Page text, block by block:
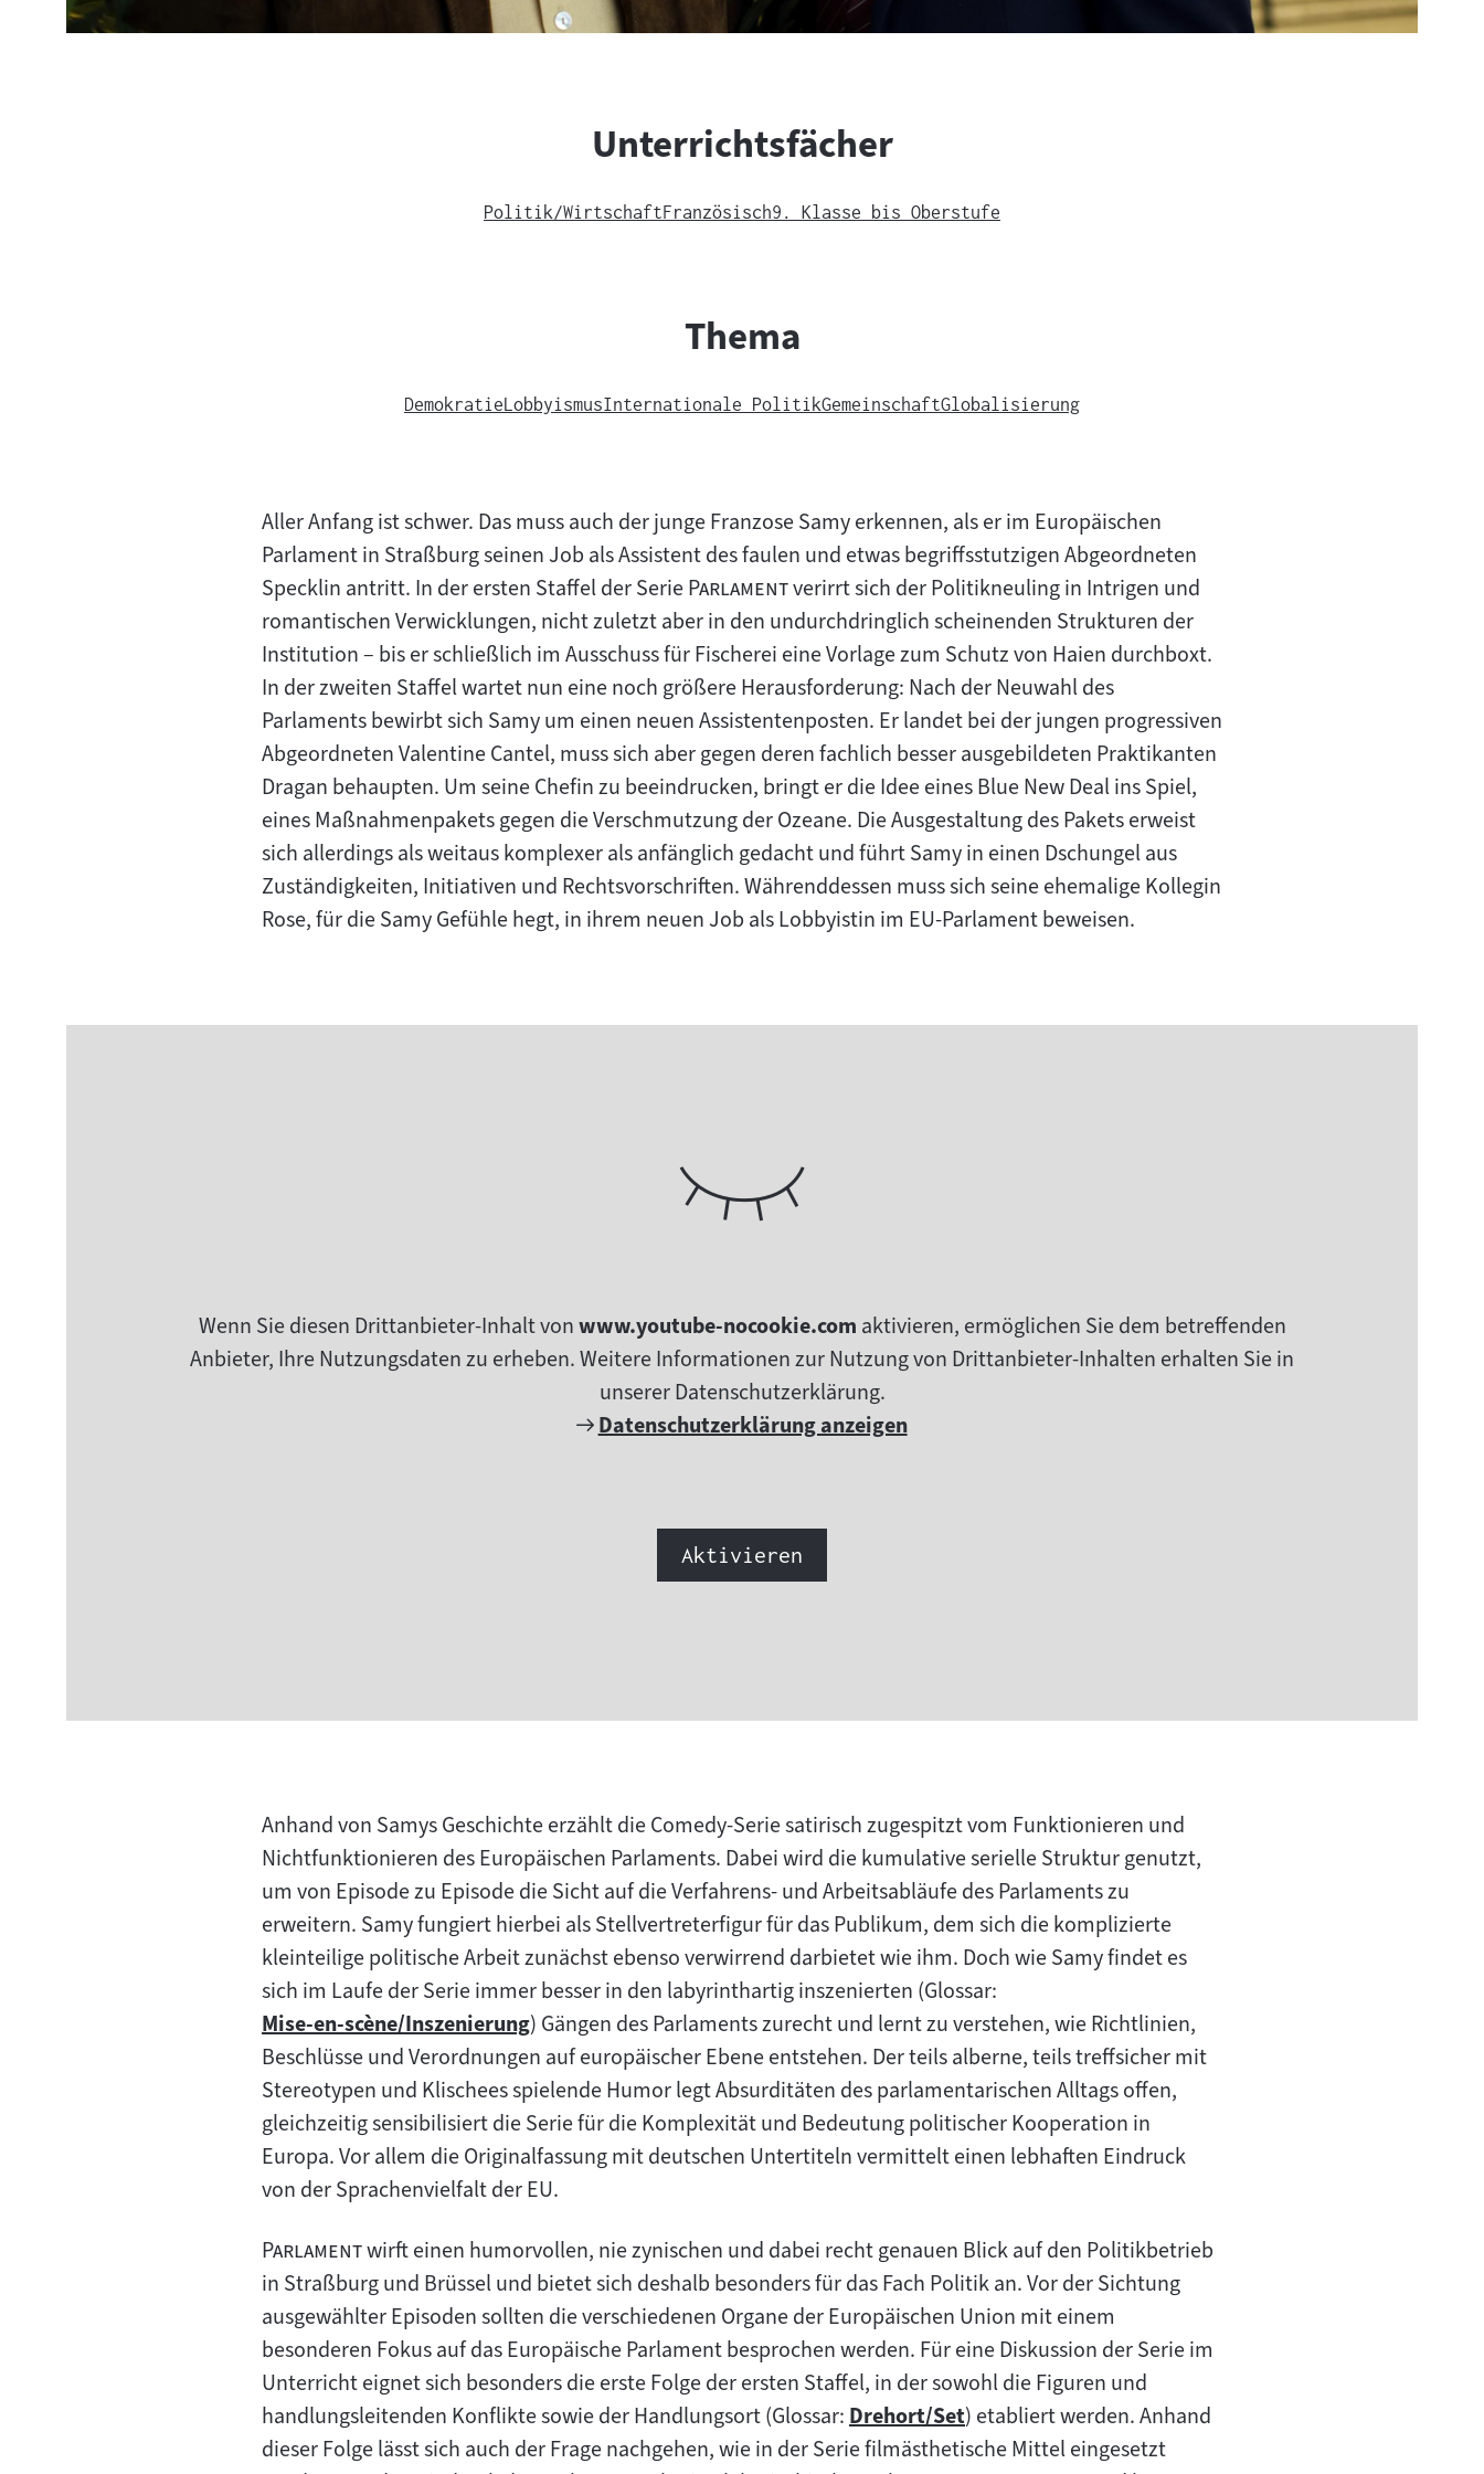
Unterrichtsfächer
Politik/WirtschaftFranzösisch9. Klasse bis Oberstufe
Thema
DemokratieLobbyismusInternationale PolitikGemeinschaftGlobalisierung
Aller Anfang ist schwer. Das muss auch der junge Franzose Samy erkennen, als er im Europäischen
Parlament in Straßburg seinen Job als Assistent des faulen und etwas begriffsstutzigen Abgeordneten
Specklin antritt. In der ersten Staffel der Serie"
Parlament"verirrt sich der Politikneuling in Intrigen und
romantischen Verwicklungen, nicht zuletzt aber in den undurchdringlich scheinenden Strukturen der
Institution – bis er schließlich im Ausschuss für Fischerei eine Vorlage zum Schutz von Haien durchboxt.
In der zweiten Staffel wartet nun eine noch größere Herausforderung: Nach der Neuwahl des
Parlaments bewirbt sich Samy um einen neuen Assistentenposten. Er landet bei der jungen progressiven
Abgeordneten Valentine Cantel, muss sich aber gegen deren fachlich besser ausgebildeten Praktikanten
Dragan behaupten. Um seine Chefin zu beeindrucken, bringt er die Idee eines Blue New Deal ins Spiel,
eines Maßnahmenpakets gegen die Verschmutzung der Ozeane. Die Ausgestaltung des Pakets erweist
sich allerdings als weitaus komplexer als anfänglich gedacht und führt Samy in einen Dschungel aus
Zuständigkeiten, Initiativen und Rechtsvorschriften. Währenddessen muss sich seine ehemalige Kollegin
Rose, für die Samy Gefühle hegt, in ihrem neuen Job als Lobbyistin im EU-Parlament beweisen.
Wenn Sie diesen Drittanbieter-Inhalt vonwww.youtube-nocookie.com aktivieren, ermöglichen Sie dem betreffenden
Anbieter, Ihre Nutzungsdaten zu erheben. Weitere Informationen zur Nutzung von Drittanbieter-Inhalten erhalten Sie in
unserer Datenschutzerklärung.
Externer
Datenschutzerklärung anzeigen
Aktivieren
Anhand von Samys Geschichte erzählt die Comedy-Serie satirisch zugespitzt vom Funktionieren und
Nichtfunktionieren des Europäischen Parlaments. Dabei wird die kumulative serielle Struktur genutzt,
um von Episode zu Episode die Sicht auf die Verfahrens- und Arbeitsabläufe des Parlaments zu
erweitern. Samy fungiert hierbei als Stellvertreterfigur für das Publikum, dem sich die komplizierte
kleinteilige politische Arbeit zunächst ebenso verwirrend darbietet wie ihm. Doch wie Samy findet es
sich im Laufe der Serie immer besser in den labyrinthartig inszenierten (Glossar:
Zum
Inhalt:
Mise-en-scène/Inszenierung) Gängen des Parlaments zurecht und lernt zu verstehen, wie Richtlinien,
Beschlüsse und Verordnungen auf europäischer Ebene entstehen. Der teils alberne, teils treffsicher mit
Stereotypen und Klischees spielende Humor legt Absurditäten des parlamentarischen Alltags offen,
gleichzeitig sensibilisiert die Serie für die Komplexität und Bedeutung politischer Kooperation in
Europa. Vor allem die Originalfassung mit deutschen Untertiteln vermittelt einen lebhaften Eindruck
von der Sprachenvielfalt der EU.
"
Parlament"wirft einen humorvollen, nie zynischen und dabei recht genauen Blick auf den Politikbetrieb
in Straßburg und Brüssel und bietet sich deshalb besonders für das Fach Politik an. Vor der Sichtung
ausgewählter Episoden sollten die verschiedenen Organe der Europäischen Union mit einem
besonderen Fokus auf das Europäische Parlament besprochen werden. Für eine Diskussion der Serie im
Unterricht eignet sich besonders die erste Folge der ersten Staffel, in der sowohl die Figuren und
handlungsleitenden Konflikte sowie der Handlungsort (Glossar:Zum
Inhalt:
Drehort/Set) etabliert werden. Anhand
dieser Folge lässt sich auch der Frage nachgehen, wie in der Serie filmästhetische Mittel eingesetzt